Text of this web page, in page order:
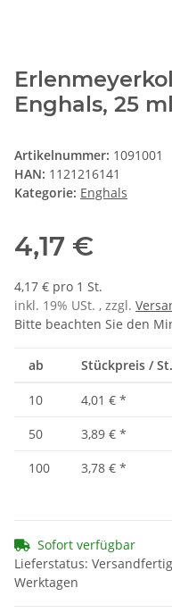
Enghals, 25 ml
Artikelnummer: 1091001
HAN: 1121216141
Kategorie: Enghals
4,17 €
4,17 € pro 1 St.
inkl. 19% USt. , zzgl.
Bitte beachten Sie den
ab Stückpreis /
10 4,01 € *
50
3,89 € *
100
3,78 € *
Sofort verfügbar
Lieferstatus:
Werktagen